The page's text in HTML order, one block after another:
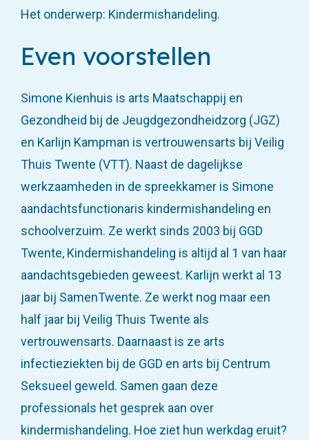
Het onderwerp: Kindermishandeling.
Even voorstellen
Simone Kienhuis is arts Maatschappij en
Gezondheid bij de Jeugdgezondheidzorg (JGZ)
en Karlijn Kampman is vertrouwensarts bij Veilig
Thuis Twente (VTT). Naast de dagelijkse
werkzaamheden in de spreekkamer is Simone
aandachtsfunctionaris kindermishandeling en
schoolverzuim. Ze werkt sinds 2003 bij GGD
Twente, Kindermishandeling is altijd al 1 van haar
aandachtsgebieden geweest. Karlijn werkt al 13
jaar bij SamenTwente. Ze werkt nog maar een
half jaar bij Veilig Thuis Twente als
vertrouwensarts. Daarnaast is ze arts
infectieziekten bij de GGD en arts bij Centrum
Seksueel geweld. Samen gaan deze
professionals het gesprek aan over
kindermishandeling. Hoe ziet hun werkdag eruit?